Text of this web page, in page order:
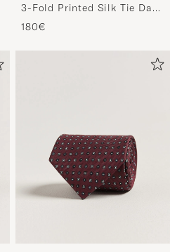
Auswahl,
nun
3-Fold Printed Silk Tie Dark
Green
180€